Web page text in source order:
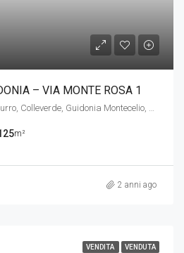
– VIA MONTE ROSA 1
m²
2 anni ago
VENDITA VENDUTA